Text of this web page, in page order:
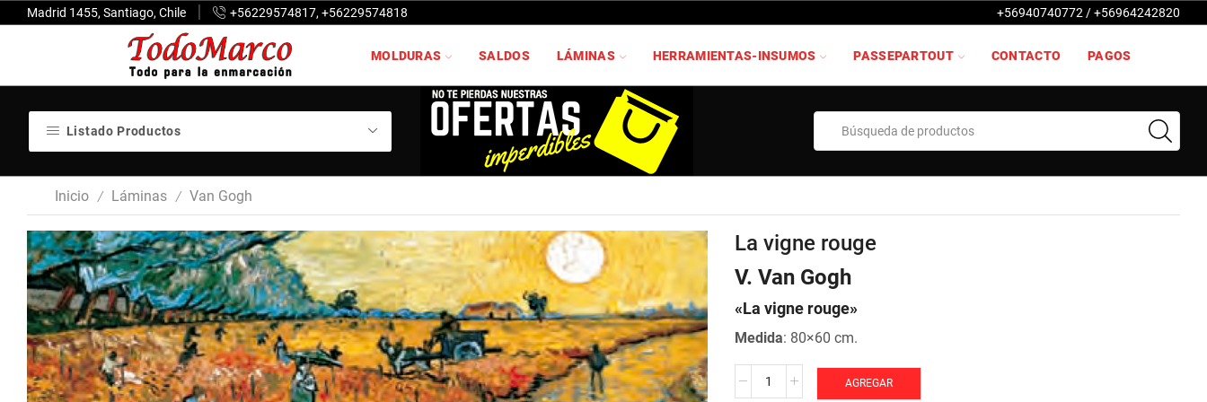
Madrid 1455, Santiago, Chile +56229574817, +56229574818 +56940740772 / +56964242820
MOLDURAS SALDOS LÁMINAS HERRAMIENTAS-INSUMOS PASSEPARTOUT CONTACTO PAGOS
Listado Productos
Inicio / Láminas / Van Gogh
La vigne rouge
V. Van Gogh
«La vigne rouge»
Medida: 80×60 cm.
AGREGAR